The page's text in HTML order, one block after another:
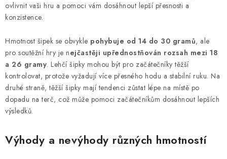
ovlivnit vaši hru a pomoci vám dosáhnout lepší přesnosti a
konzistence.
Hmotnost šipek se obvykle pohybuje od 14 do 30 gramů, ale
pro soutěžní hry je nejčastěji upřednostňován rozsah mezi 18
a 26 gramy. Lehčí šipky mohou být pro začátečníky těžší
kontrolovat, protože vyžadují více přesného hodu a stabilní ruku. Na
druhé straně, těžší šipky mají tendenci zůstat lépe na místě po
dopadu na terč, což může pomoci začátečníkům dosáhnout lepších
výsledků.
Výhody a nevýhody různých hmotností